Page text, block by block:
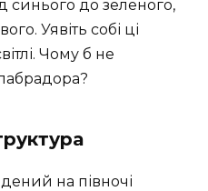
синього до зеленого,
Уявіть собі ці
Чому б не
на півночі